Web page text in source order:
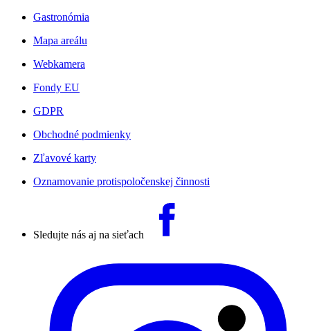
Gastronómia
Mapa areálu
Webkamera
Fondy EU
GDPR
Obchodné podmienky
Zľavové karty
Oznamovanie protispoločenskej činnosti
Sledujte nás aj na sieťach